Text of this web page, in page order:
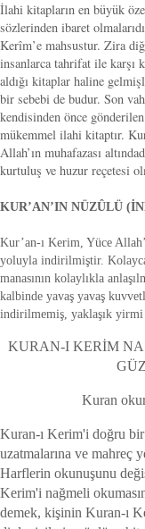
İlahi kitapların en büyük
sözlerinden ibaret
Kerîm’e mahsustur. Zira
insanlarca tahrifat ile karşı
aldığı kitaplar haline
bir sebebi de budur. Son
kendisinden önce
mükemmel ilahi kitaptır.
Allah’ın muhafazası
kurtuluş ve huzur reçetesi
KUR’AN’IN NÜZÛLÜ
Kur’an-ı Kerim, Yüce
yoluyla indirilmiştir. Kolayca
manasının kolaylıkla
kalbinde yavaş yavaş
indirilmemiş, yaklaşık
KURAN-I KERİM
Kuran
Kuran-ı Kerim'i doğru
uzatmalarına ve mahreç
Harflerin okunuşunu
Kerim'i nağmeli
demek, kişinin Kuran-ı